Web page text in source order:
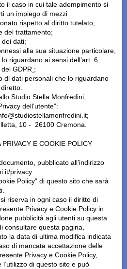
il caso in cui tale adempimento si
un impiego di mezzi
rispetto al diritto tutelato;
del trattamento;
dati;
alla sua situazione particolare,
riguardano ai sensi dell’art. 6,
GDPR ;
di dati personali che lo riguardano
Studio Stella Monfredini,
dell’utente”:
10 - 26100 Cremona.
E COOKIE POLICY
pubblicato all’indirizzo
privacy
Policy” di questo sito che sarà
riserva in ogni caso il diritto di
Privacy e Cookie Policy in
pubblicità agli utenti su questa
consultare questa pagina,
la data di ultima modifica indicata
di mancata accettazione delle
Privacy e Cookie Policy,
l’utilizzo di questo sito e può